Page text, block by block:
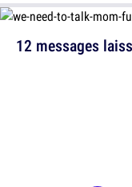
12 messages